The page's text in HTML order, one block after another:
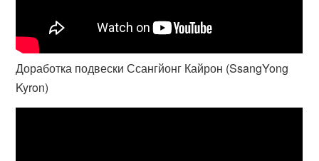
Доработка подвески Ссангйонг Кайрон (SsangYong
Kyron)